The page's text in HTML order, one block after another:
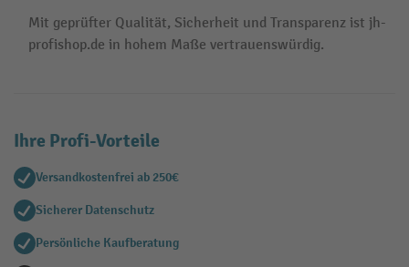
Mit geprüfter Qualität, Sicherheit und Transparenz ist jh-
profishop.de in hohem Maße vertrauenswürdig.
Ihre Profi-Vorteile
Versandkostenfrei ab 250€
Sicherer Datenschutz
Persönliche Kaufberatung